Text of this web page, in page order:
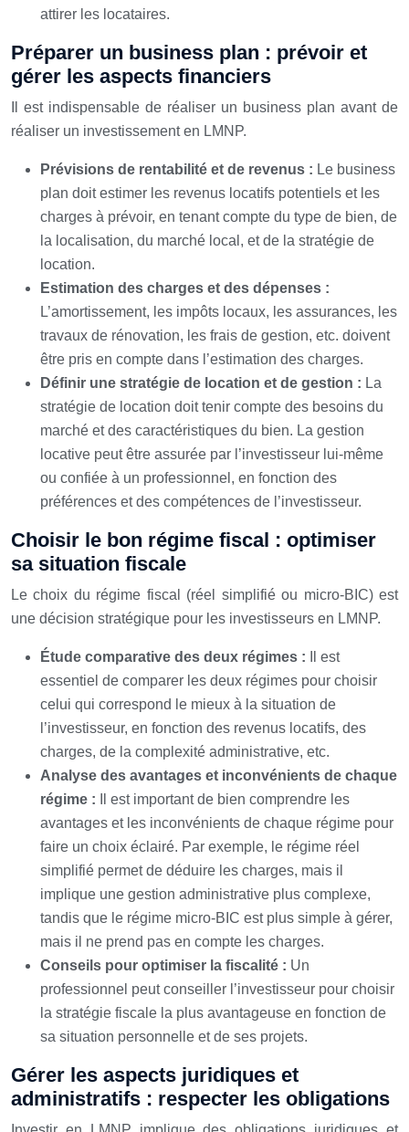
attirer les locataires.
Préparer un business plan : prévoir et
gérer les aspects financiers
Il est indispensable de réaliser un business plan avant de
réaliser un investissement en LMNP.
Prévisions de rentabilité et de revenus : Le business
plan doit estimer les revenus locatifs potentiels et les
charges à prévoir, en tenant compte du type de bien, de
la localisation, du marché local, et de la stratégie de
location.
Estimation des charges et des dépenses :
L’amortissement, les impôts locaux, les assurances, les
travaux de rénovation, les frais de gestion, etc. doivent
être pris en compte dans l’estimation des charges.
Définir une stratégie de location et de gestion : La
stratégie de location doit tenir compte des besoins du
marché et des caractéristiques du bien. La gestion
locative peut être assurée par l’investisseur lui-même
ou confiée à un professionnel, en fonction des
préférences et des compétences de l’investisseur.
Choisir le bon régime fiscal : optimiser
sa situation fiscale
Le choix du régime fiscal (réel simplifié ou micro-BIC) est
une décision stratégique pour les investisseurs en LMNP.
Étude comparative des deux régimes :
Il est
essentiel de comparer les deux régimes pour choisir
celui qui correspond le mieux à la situation de
l’investisseur, en fonction des revenus locatifs, des
charges, de la complexité administrative, etc.
Analyse des avantages et inconvénients de chaque
régime :
Il est important de bien comprendre les
avantages et les inconvénients de chaque régime pour
faire un choix éclairé. Par exemple, le régime réel
simplifié permet de déduire les charges, mais il
implique une gestion administrative plus complexe,
tandis que le régime micro-BIC est plus simple à gérer,
mais il ne prend pas en compte les charges.
Conseils pour optimiser la fiscalité : Un
professionnel peut conseiller l’investisseur pour choisir
la stratégie fiscale la plus avantageuse en fonction de
sa situation personnelle et de ses projets.
Gérer les aspects juridiques et
administratifs : respecter les obligations